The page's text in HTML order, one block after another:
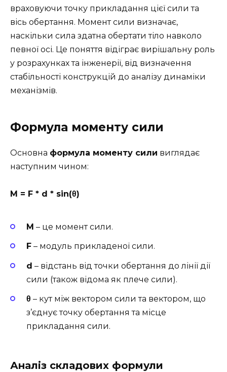
враховуючи точку прикладання цієї сили та
вісь обертання. Момент сили визначає,
наскільки сила здатна обертати тіло навколо
певної осі. Це поняття відіграє вирішальну роль
у розрахунках та інженерії, від визначення
стабільності конструкцій до аналізу динаміки
механізмів.
Формула моменту сили
Основна формула моменту сили виглядає
наступним чином:
M = F * d * sin(θ)
M – це момент сили.
F – модуль прикладеної сили.
d – відстань від точки обертання до лінії дії
сили (також відома як плече сили).
θ – кут між вектором сили та вектором, що
з’єднує точку обертання та місце
прикладання сили.
Аналіз складових формули